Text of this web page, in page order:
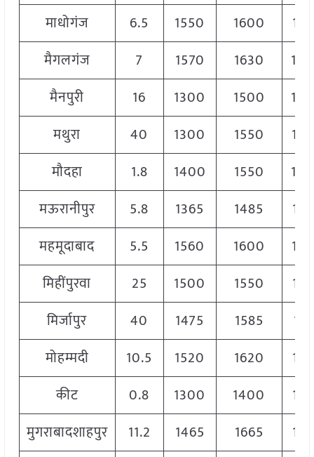
माधोगंज
6.5 1550 1600
मैगलगंज
7 1570 1630
मैनपुरी
16 1300 1500
मथुरा
40 1300 1550
मौदहा
1.8 1400 1550
मऊरानीपुर
5.8 1365 1485
महमूदाबाद
5.5 1560 1600
मिहींपुरवा
25 1500 1550
मिर्जापुर
40 1475 1585
मोहम्मदी
10.5 1520 1620
कीट
0.8 1300 1400
मुगराबादशाहपुर
11.2 1465 1665